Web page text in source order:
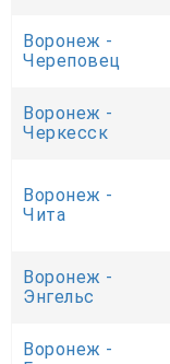
Воронеж -
Череповец
Воронеж -
Черкесск
Воронеж -
Чита
Воронеж -
Энгельс
Воронеж -